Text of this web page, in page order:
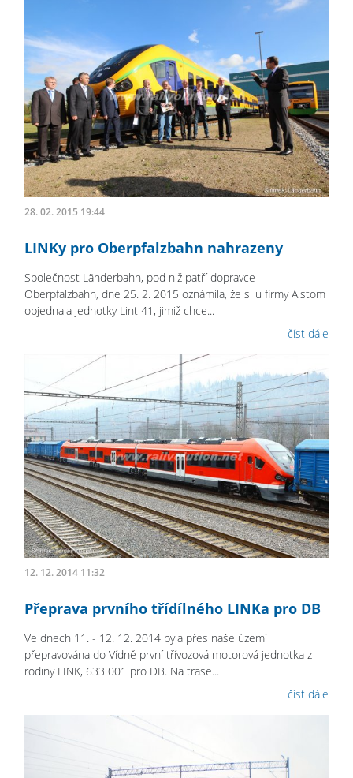
28. 02. 2015 19:44
LINKy pro Oberpfalzbahn nahrazeny
Společnost Länderbahn, pod niž patří dopravce
Oberpfalzbahn, dne 25. 2. 2015 oznámila, že si u firmy Alstom
objednala jednotky Lint 41, jimiž chce...
číst dále
12. 12. 2014 11:32
Přeprava prvního třídílného LINKa pro DB
Ve dnech 11. - 12. 12. 2014 byla přes naše území
přepravována do Vídně první třívozová motorová jednotka z
rodiny LINK, 633 001 pro DB. Na trase...
číst dále